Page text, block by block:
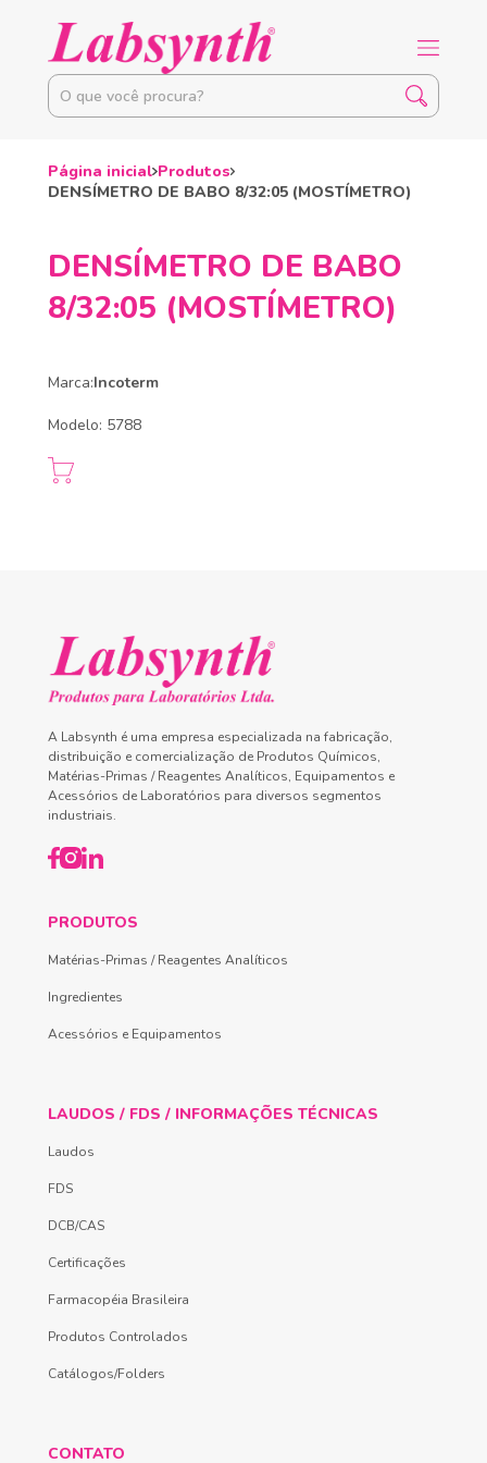
Página inicial Produtos
DENSÍMETRO DE BABO 8/32:05 (MOSTÍMETRO)
DENSÍMETRO DE BABO
8/32:05 (MOSTÍMETRO)
Marca:Incoterm
Modelo: 5788
A Labsynth é uma empresa especializada na fabricação,
distribuição e comercialização de Produtos Químicos,
Matérias-Primas / Reagentes Analíticos, Equipamentos e
Acessórios de Laboratórios para diversos segmentos
industriais.
PRODUTOS
Matérias-Primas / Reagentes Analíticos
Ingredientes
Acessórios e Equipamentos
LAUDOS / FDS / INFORMAÇÕES TÉCNICAS
Laudos
FDS
DCB/CAS
Certificações
Farmacopéia Brasileira
Produtos Controlados
Catálogos/Folders
CONTATO